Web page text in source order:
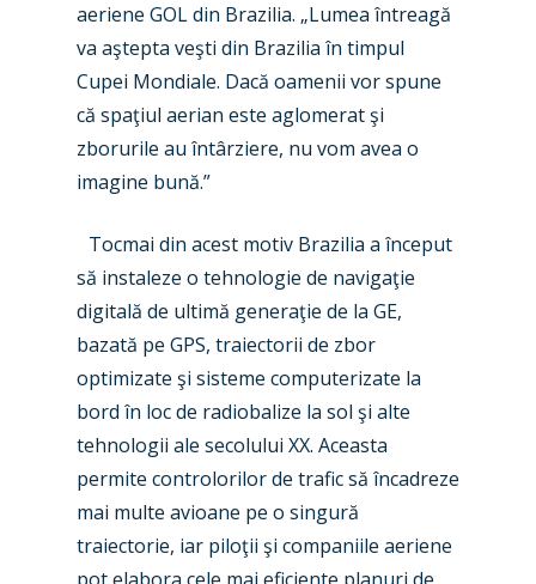
aeriene GOL din Brazilia. „Lumea întreagă
va aştepta veşti din Brazilia în timpul
Cupei Mondiale. Dacă oamenii vor spune
că spaţiul aerian este aglomerat şi
zborurile au întârziere, nu vom avea o
imagine bună.”
Tocmai din acest motiv Brazilia a început
să instaleze o tehnologie de navigaţie
digitală de ultimă generaţie de la GE,
bazată pe GPS, traiectorii de zbor
optimizate şi sisteme computerizate la
bord în loc de radiobalize la sol şi alte
tehnologii ale secolului XX. Aceasta
permite controlorilor de trafic să încadreze
mai multe avioane pe o singură
traiectorie, iar piloţii şi companiile aeriene